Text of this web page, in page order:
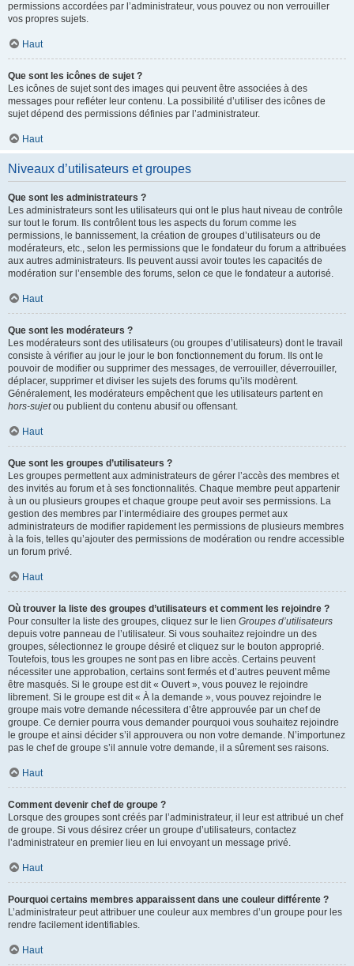
permissions accordées par l’administrateur, vous pouvez ou non verrouiller
vos propres sujets.
Haut
Que sont les icônes de sujet ?
Les icônes de sujet sont des images qui peuvent être associées à des
messages pour refléter leur contenu. La possibilité d’utiliser des icônes de
sujet dépend des permissions définies par l’administrateur.
Haut
Niveaux d’utilisateurs et groupes
Que sont les administrateurs ?
Les administrateurs sont les utilisateurs qui ont le plus haut niveau de contrôle
sur tout le forum. Ils contrôlent tous les aspects du forum comme les
permissions, le bannissement, la création de groupes d’utilisateurs ou de
modérateurs, etc., selon les permissions que le fondateur du forum a attribuées
aux autres administrateurs. Ils peuvent aussi avoir toutes les capacités de
modération sur l’ensemble des forums, selon ce que le fondateur a autorisé.
Haut
Que sont les modérateurs ?
Les modérateurs sont des utilisateurs (ou groupes d’utilisateurs) dont le travail
consiste à vérifier au jour le jour le bon fonctionnement du forum. Ils ont le
pouvoir de modifier ou supprimer des messages, de verrouiller, déverrouiller,
déplacer, supprimer et diviser les sujets des forums qu’ils modèrent.
Généralement, les modérateurs empêchent que les utilisateurs partent en
hors-sujetou publient du contenu abusif ou offensant.
Haut
Que sont les groupes d’utilisateurs ?
Les groupes permettent aux administrateurs de gérer l’accès des membres et
des invités au forum et à ses fonctionnalités. Chaque membre peut appartenir
à un ou plusieurs groupes et chaque groupe peut avoir ses permissions. La
gestion des membres par l’intermédiaire des groupes permet aux
administrateurs de modifier rapidement les permissions de plusieurs membres
à la fois, telles qu’ajouter des permissions de modération ou rendre accessible
un forum privé.
Haut
Où trouver la liste des groupes d’utilisateurs et comment les rejoindre ?
Pour consulter la liste des groupes, cliquez sur le lien Groupes d’utilisateurs
depuis votre panneau de l’utilisateur. Si vous souhaitez rejoindre un des
groupes, sélectionnez le groupe désiré et cliquez sur le bouton approprié.
Toutefois, tous les groupes ne sont pas en libre accès. Certains peuvent
nécessiter une approbation, certains sont fermés et d’autres peuvent même
être masqués. Si le groupe est dit « Ouvert », vous pouvez le rejoindre
librement. Si le groupe est dit « À la demande », vous pouvez rejoindre le
groupe mais votre demande nécessitera d’être approuvée par un chef de
groupe. Ce dernier pourra vous demander pourquoi vous souhaitez rejoindre
le groupe et ainsi décider s’il approuvera ou non votre demande. N’importunez
pas le chef de groupe s’il annule votre demande, il a sûrement ses raisons.
Haut
Comment devenir chef de groupe ?
Lorsque des groupes sont créés par l’administrateur, il leur est attribué un chef
de groupe. Si vous désirez créer un groupe d’utilisateurs, contactez
l’administrateur en premier lieu en lui envoyant un message privé.
Haut
Pourquoi certains membres apparaissent dans une couleur différente ?
L’administrateur peut attribuer une couleur aux membres d’un groupe pour les
rendre facilement identifiables.
Haut